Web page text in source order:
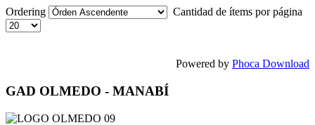
Ordering Cantidad de ítems por página
Powered by Phoca Download
GAD OLMEDO - MANABÍ